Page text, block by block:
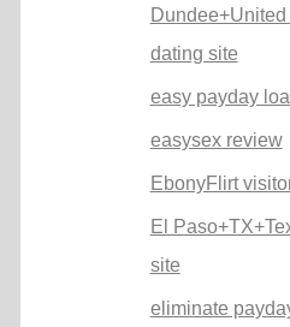
dating site
easy payday
easysex review
EbonyFlirt
El
site
eliminate